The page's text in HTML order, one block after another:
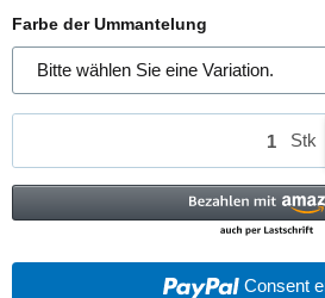
Farbe der Ummantelung
Bitte wählen Sie eine Variation.
Stk
Consent